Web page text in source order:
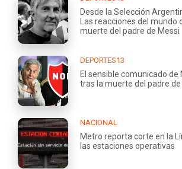
Desde la Selección
Las reacciones del mundo
muerte del padre de Messi
DEPORTES13
El sensible comunicado de
tras la muerte del padre de
NACIONAL
Metro reporta corte en la
las estaciones operativas